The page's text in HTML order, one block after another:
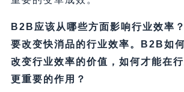
B2B应该从哪些方面影响行业效率
要改变快消品的行业效率。B2B如
改变行业效率的价值，如何才能在
更重要的作用？